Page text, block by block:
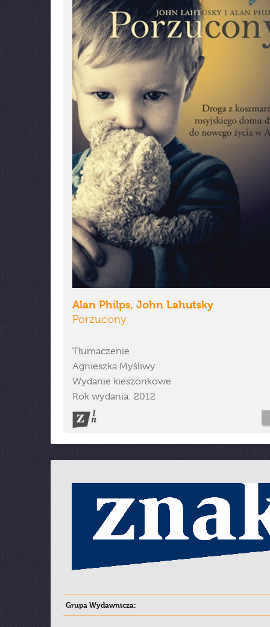
Alan Philps, John Lahutsky
Porzucony
Tłumaczenie
Agnieszka Myśliwy
Wydanie kieszonkowe
Rok wydania: 2012
Grupa Wydawnicza: